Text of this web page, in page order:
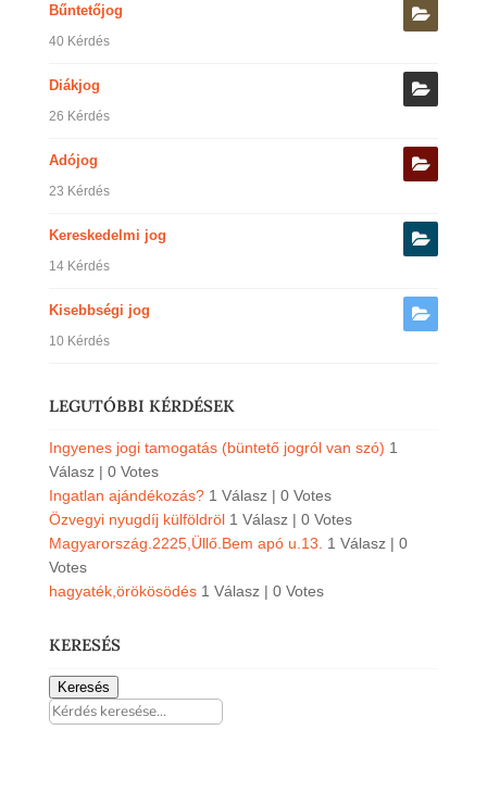
Bűntetőjog
40 Kérdés
Diákjog
26 Kérdés
Adójog
23 Kérdés
Kereskedelmi jog
14 Kérdés
Kisebbségi jog
10 Kérdés
LEGUTÓBBI KÉRDÉSEK
Ingyenes jogi tamogatás (büntető jogról van szó) 1
Válasz | 0 Votes
Ingatlan ajándékozás? 1 Válasz | 0 Votes
Özvegyi nyugdíj külföldröl 1 Válasz | 0 Votes
Magyarország.2225,Üllő.Bem apó u.13.
1 Válasz | 0
Votes
hagyaték,örökösödés 1 Válasz | 0 Votes
KERESÉS
Keresés